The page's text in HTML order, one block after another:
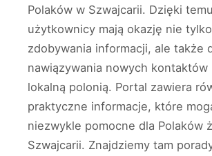
Polaków w Szwajcarii. Dzięki
użytkownicy mają okazję nie
zdobywania informacji, ale także
nawiązywania nowych kontaktów
lokalną polonią. Portal zawiera
praktyczne informacje, które
niezwykle pomocne dla Polaków
Szwajcarii. Znajdziemy tam